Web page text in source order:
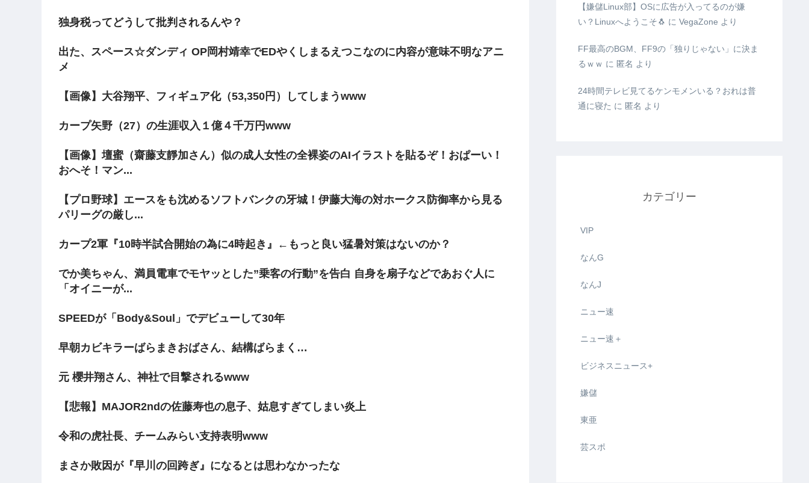
独身税ってどうして批判されるんや？
出た、スペース☆ダンディ OP岡村靖幸でEDやくしまるえつこなのに内容が意味不明なアニ
メ
【画像】大谷翔平、フィギュア化（53,350円）してしまうwww
カープ矢野（27）の生涯収入１億４千万円www
【画像】壇蜜（齋藤支靜加さん）似の成人女性の全裸姿のAIイラストを貼るぞ！おぱーい！
おへそ！マン...
【プロ野球】エースをも沈めるソフトバンクの牙城！伊藤大海の対ホークス防御率から見る
パリーグの厳し...
カープ2軍『10時半試合開始の為に4時起き』←もっと良い猛暑対策はないのか？
でか美ちゃん、満員電車でモヤッとした”乗客の行動”を告白 自身を扇子などであおぐ人に
「オイニーが...
SPEEDが「Body&Soul」でデビューして30年
早朝カビキラーばらまきおばさん、結構ばらまく…
元 櫻井翔さん、神社で目撃されるwww
【悲報】MAJOR2ndの佐藤寿也の息子、姑息すぎてしまい炎上
令和の虎社長、チームみらい支持表明www
まさか敗因が『早川の回跨ぎ』になるとは思わなかったな
【嫌儲Linux部】OSに広告が入ってるのが嫌
い？Linuxへようこそ🐧 に VegaZone より
FF最高のBGM、FF9の「独りじゃない」に決ま
るｗｗ に 匿名 より
24時間テレビ見てるケンモメンいる？おれは普
通に寝た に 匿名 より
カテゴリー
VIP
なんG
なんJ
ニュー速
ニュー速＋
ビジネスニュース+
嫌儲
東亜
芸スポ